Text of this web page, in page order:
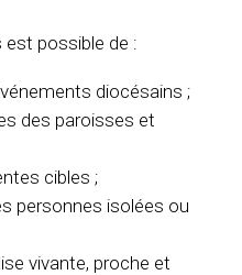
est possible de :
diocésains ;
des paroisses et
cibles ;
personnes isolées ou
vivante, proche et